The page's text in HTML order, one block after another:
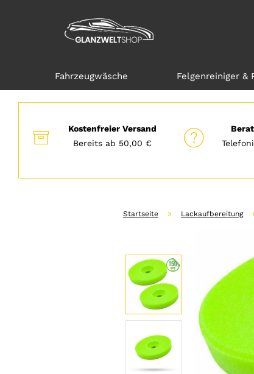
zum
Fahrzeugwäsche Felgenreiniger &
Kostenfreier Versand
Bereits ab 50,00 €
Startseite » Lackaufbereitung